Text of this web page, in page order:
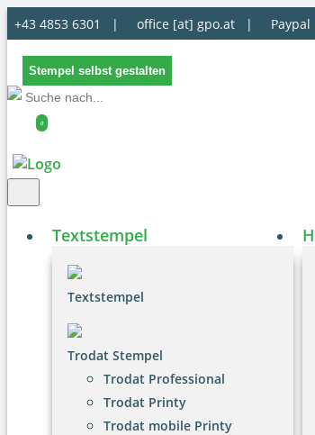
+43 4853 6301 | office [at] gpo.at |
Stempel selbst gestalten
0
Textstempel
Textstempel
Trodat Stempel
Trodat Professional
Trodat Printy
Trodat mobile Printy